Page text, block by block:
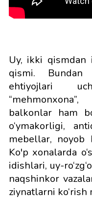
Uy, ikki qismdan
qismi. Bundan
ehtiyojlari
balkonlar ham
o‘ymakorligi,
mebellar, noyob
Ko'p xonalarda
idishlari, uy-
naqshinkor
ziynatlarni ko‘rish